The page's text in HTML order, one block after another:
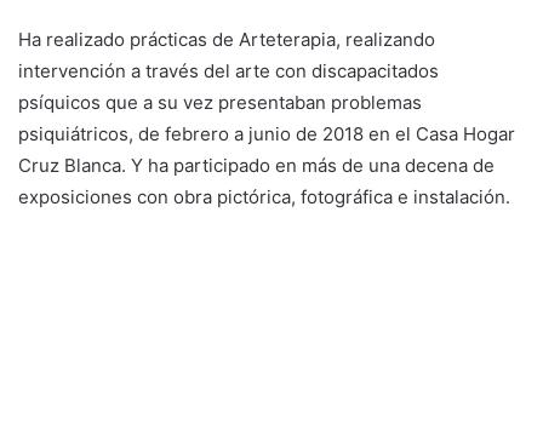
Ha realizado prácticas de Arteterapia, realizando
intervención a través del arte con discapacitados
psíquicos que a su vez presentaban problemas
psiquiátricos, de febrero a junio de 2018 en el Casa Hogar
Cruz Blanca. Y ha participado en más de una decena de
exposiciones con obra pictórica, fotográfica e instalación.